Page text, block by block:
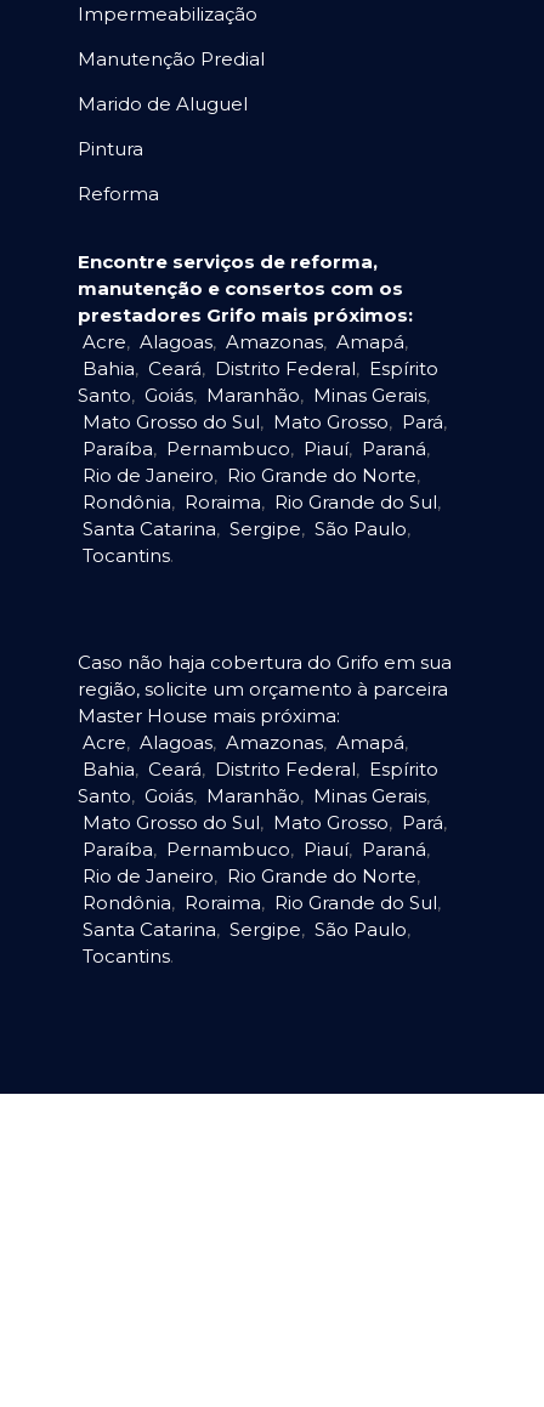
Impermeabilização
Manutenção Predial
Marido de Aluguel
Pintura
Reforma
Encontre serviços de reforma,
manutenção e consertos com os
prestadores Grifo mais próximos:
Acre, Alagoas, Amazonas, Amapá,
Bahia, Ceará, Distrito Federal, Espírito
Santo, Goiás, Maranhão, Minas Gerais,
Mato Grosso do Sul, Mato Grosso, Pará,
Paraíba, Pernambuco, Piauí, Paraná,
Rio de Janeiro, Rio Grande do Norte,
Rondônia, Roraima, Rio Grande do Sul,
Santa Catarina, Sergipe, São Paulo,
Tocantins.
Caso não haja cobertura do Grifo em sua
região, solicite um orçamento à parceira
Master House mais próxima:
Acre, Alagoas, Amazonas, Amapá,
Bahia, Ceará, Distrito Federal, Espírito
Santo, Goiás, Maranhão, Minas Gerais,
Mato Grosso do Sul, Mato Grosso, Pará,
Paraíba, Pernambuco, Piauí, Paraná,
Rio de Janeiro, Rio Grande do Norte,
Rondônia, Roraima, Rio Grande do Sul,
Santa Catarina, Sergipe, São Paulo,
Tocantins.